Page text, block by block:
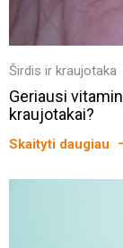
Širdis ir kraujotaka
Geriausi
kraujotakai?
Skaityti daugiau